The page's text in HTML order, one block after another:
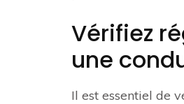
Vérifiez
une
Il est essentiel de